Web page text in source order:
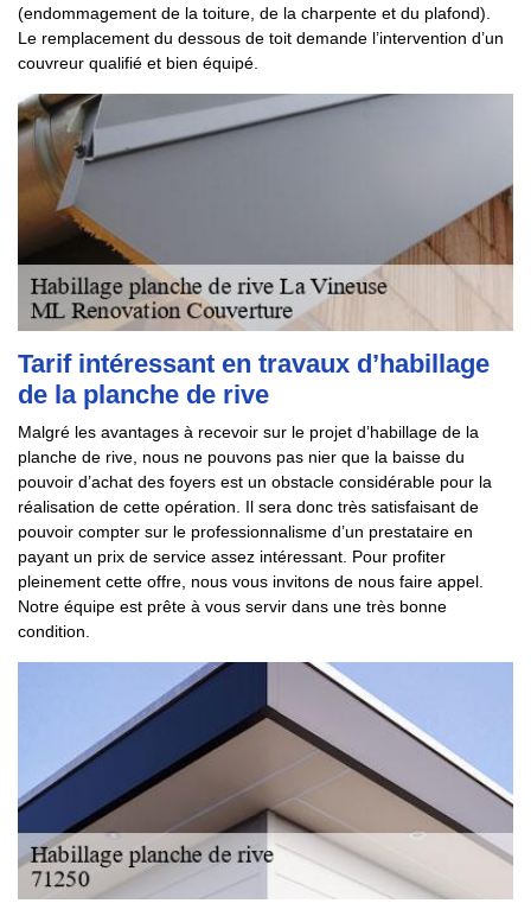
(endommagement de la toiture, de la charpente et du plafond).
Le remplacement du dessous de toit demande l’intervention d’un
couvreur qualifié et bien équipé.
Tarif intéressant en travaux d’habillage
de la planche de rive
Malgré les avantages à recevoir sur le projet d’habillage de la
planche de rive, nous ne pouvons pas nier que la baisse du
pouvoir d’achat des foyers est un obstacle considérable pour la
réalisation de cette opération. Il sera donc très satisfaisant de
pouvoir compter sur le professionnalisme d’un prestataire en
payant un prix de service assez intéressant. Pour profiter
pleinement cette offre, nous vous invitons de nous faire appel.
Notre équipe est prête à vous servir dans une très bonne
condition.